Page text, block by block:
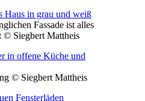
Fassade ist alles
© Siegbert Mattheis
© Siegbert Mattheis